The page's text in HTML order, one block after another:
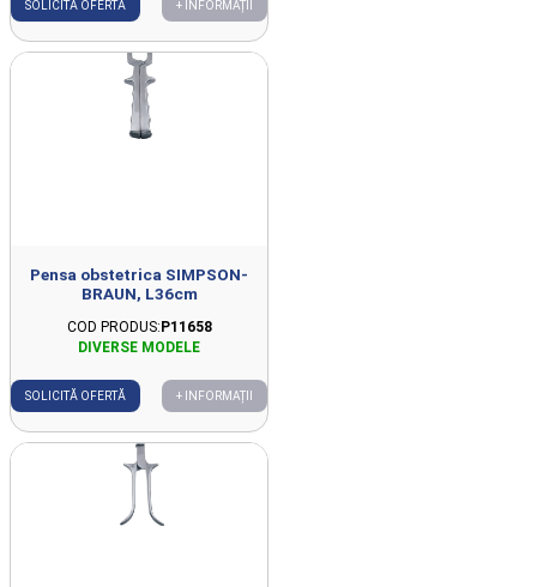
SOLICITĂ OFERTĂ + INFORMAȚII
Pensa obstetrica SIMPSON-
BRAUN, L36cm
COD PRODUS:P11658
SOLICITĂ OFERTĂ + INFORMAȚII